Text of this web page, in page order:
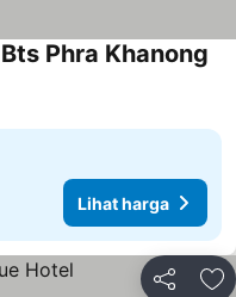
Phra Khanong
Lihat harga
Kongsi